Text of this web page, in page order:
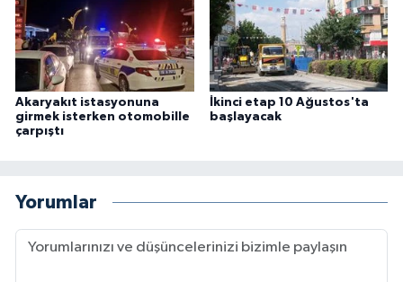
Akaryakıt istasyonuna
girmek isterken otomobille
çarpıştı
İkinci etap 10 Ağustos'ta
başlayacak
Yorumlar